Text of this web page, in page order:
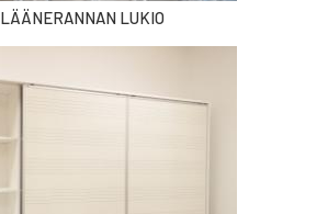
LÄÄNERANNAN LUKIO